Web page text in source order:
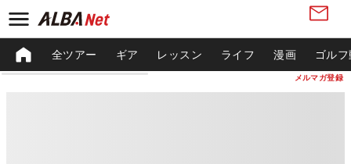
メルマガ登録
全ツアー ギア レッスン ライフ 漫画 ゴル